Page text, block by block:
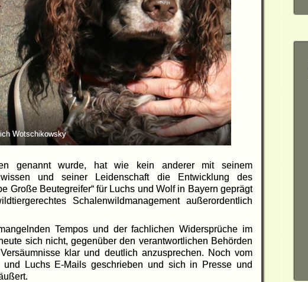
Wotschikowsky
genannt wurde, hat wie kein anderer mit seinem
und seiner Leidenschaft die Entwicklung des
Große Beutegreifer“ für Luchs und Wolf in Bayern geprägt
Schalenwildmanagement außerordentlich
Tempos und der fachlichen Widersprüche im
sich nicht, gegenüber den verantwortlichen Behörden
klar und deutlich anzusprechen. Noch vom
Luchs E-Mails geschrieben und sich in Presse und